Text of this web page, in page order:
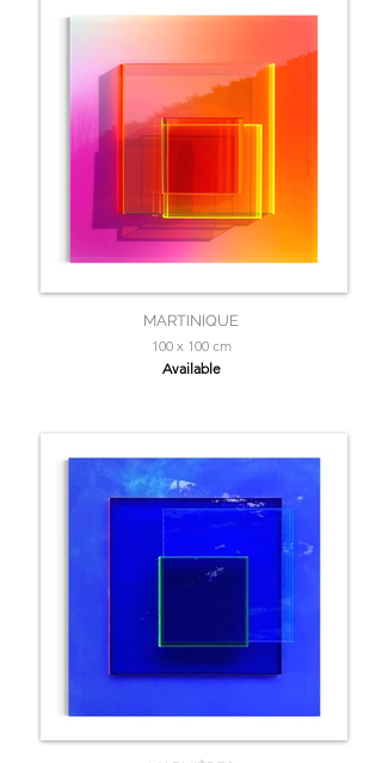
MARTINIQUE
100 x 100 cm
Available